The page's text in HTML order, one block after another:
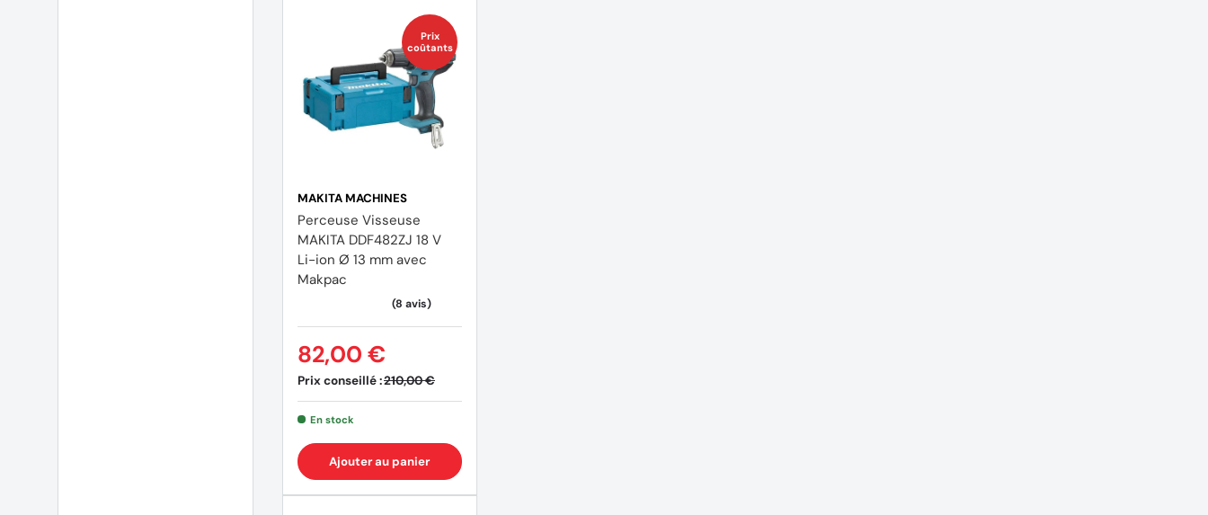
Prix
coûtants
MAKITA MACHINES
Perceuse Visseuse
MAKITA DDF482ZJ 18 V
Li-ion Ø 13 mm avec
Makpac
Prix conseillé :210,00 €
82,00 €
En stock
Ajouter au panier